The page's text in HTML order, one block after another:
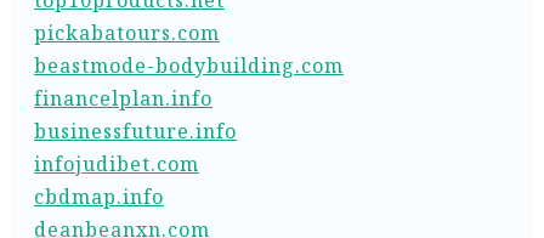
pickabatours.com
beastmode-bodybuilding.com
financelplan.info
businessfuture.info
infojudibet.com
cbdmap.info
deanbeanxn.com